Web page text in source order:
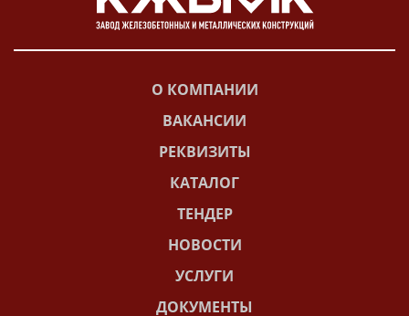
О КОМПАНИИ
ВАКАНСИИ
РЕКВИЗИТЫ
КАТАЛОГ
ТЕНДЕР
НОВОСТИ
УСЛУГИ
ДОКУМЕНТЫ